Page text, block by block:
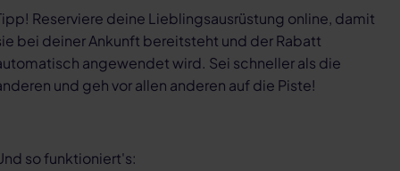
Reserviere deine Lieblingsausrüstung online, damit
bei deiner Ankunft bereitsteht und der Rabatt
angewendet wird. Sei schneller als die
und geh vor allen anderen auf die Piste!
so funktioniert's: